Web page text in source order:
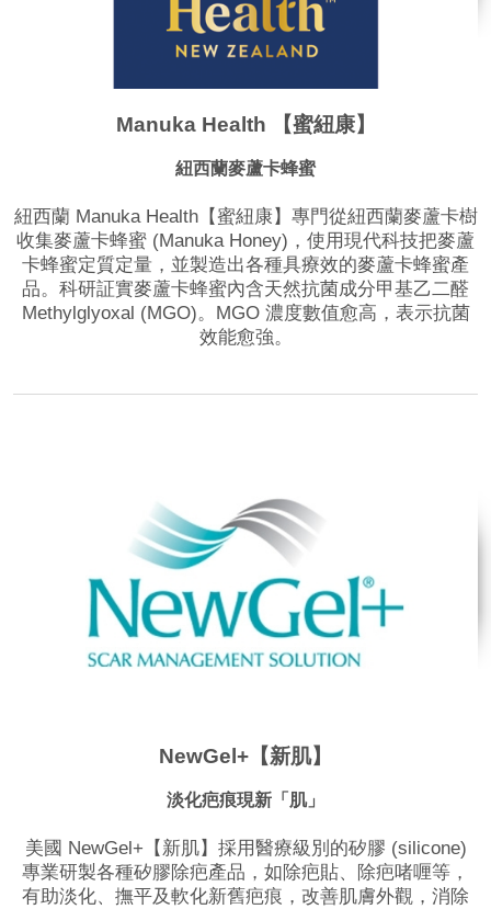
Manuka Health 【蜜紐康】
紐西蘭麥蘆卡蜂蜜
紐西蘭 Manuka Health【蜜紐康】專門從紐西蘭麥蘆卡樹
收集麥蘆卡蜂蜜 (Manuka Honey)，使用現代科技把麥蘆
卡蜂蜜定質定量，並製造出各種具療效的麥蘆卡蜂蜜產
品。科研証實麥蘆卡蜂蜜內含天然抗菌成分甲基乙二醛
Methylglyoxal (MGO)。MGO 濃度數值愈高，表示抗菌
效能愈強。
NewGel+【新肌】
淡化疤痕現新「肌」
美國 NewGel+【新肌】採用醫療級別的矽膠 (silicone)
專業研製各種矽膠除疤產品，如除疤貼、除疤啫喱等，
有助淡化、撫平及軟化新舊疤痕，改善肌膚外觀，消除